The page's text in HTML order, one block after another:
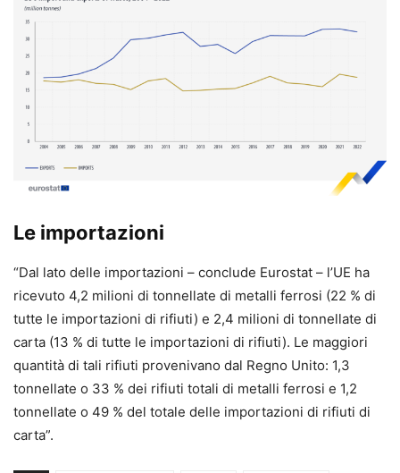
Le importazioni
“Dal lato delle importazioni – conclude Eurostat – l’UE ha
ricevuto 4,2 milioni di tonnellate di metalli ferrosi (22 % di
tutte le importazioni di rifiuti) e 2,4 milioni di tonnellate di
carta (13 % di tutte le importazioni di rifiuti). Le maggiori
quantità di tali rifiuti provenivano dal Regno Unito: 1,3
tonnellate o 33 % dei rifiuti totali di metalli ferrosi e 1,2
tonnellate o 49 % del totale delle importazioni di rifiuti di
carta”.